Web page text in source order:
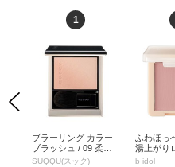
Previous
1
ブラーリング カラー
ブラッシュ / 09 柔響 -
YAWAHIBIKI / 6.4g /
SUQQU(スック)
ふわほっ
湯上がり
/ 03 湯上
b idol